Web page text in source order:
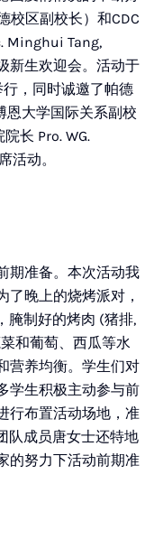
校区副校长）和CDC
Minghui Tang,
新生欢迎会。活动于
，同时诚邀了帕德
恩大学国际关系副校
长 Pro. WG.
活动。
期准备。本次活动我
了晚上的烧烤派对，
腌制好的烤肉 (猪排,
和葡萄、西瓜等水
营养均衡。学生们对
学生积极主动参与前
行布置活动场地，准
队成员唐女士还特地
的努力下活动前期准